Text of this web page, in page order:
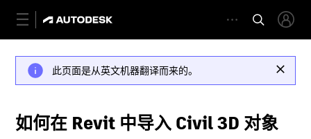
此页面是从英文机器翻译而来的。
如何在 Revit 中导入 Civil 3D 对象